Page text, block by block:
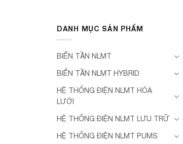
DANH MỤC SẢN PHẨM
BIẾN TẦN NLMT
BIẾN TẦN NLMT HYBRID
HỆ THỐNG ĐIỆN NLMT HÒA
LƯỚI
HỆ THỐNG ĐIỆN NLMT LƯU TRỮ
HỆ THỐNG ĐIỆN NLMT PUMS